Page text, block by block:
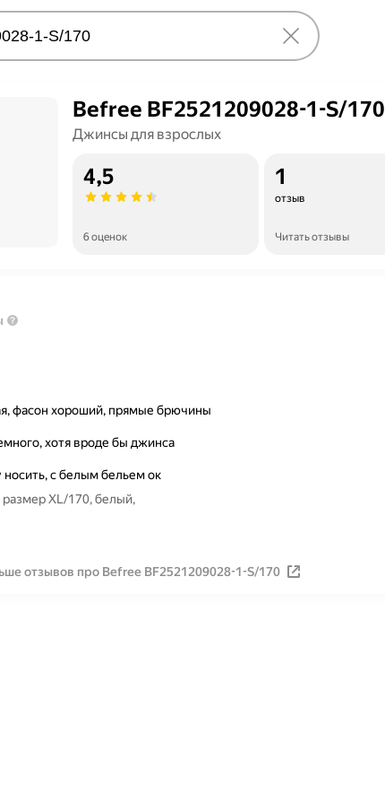
Befree BF2521209028-1-S/170
Джинсы для взрослых
4,5
6 оценок
1
отзыв
Читать отзывы
фасон хороший, прямые брючины
хотя вроде бы джинса
носить, с белым бельем ок
XL/170, белый,
отзывов про Befree BF2521209028-1-S/170